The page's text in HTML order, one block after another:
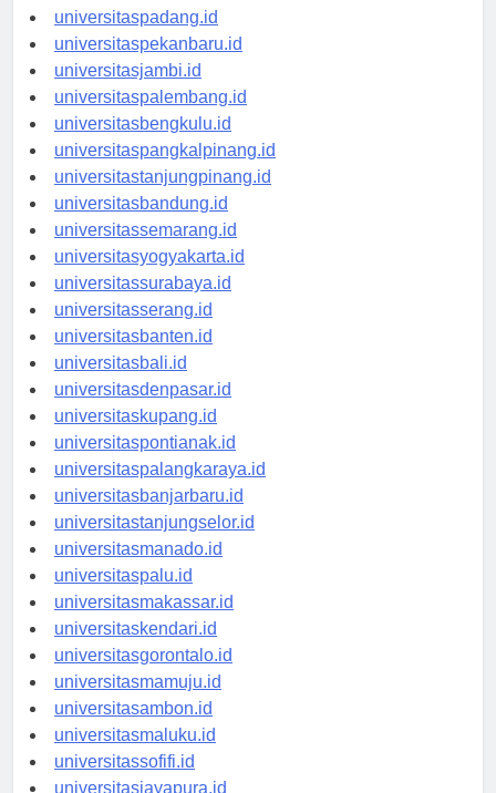
universitasmedan.id
universitaspadang.id
universitaspekanbaru.id
universitasjambi.id
universitaspalembang.id
universitasbengkulu.id
universitaspangkalpinang.id
universitastanjungpinang.id
universitasbandung.id
universitassemarang.id
universitasyogyakarta.id
universitassurabaya.id
universitasserang.id
universitasbanten.id
universitasbali.id
universitasdenpasar.id
universitaskupang.id
universitaspontianak.id
universitaspalangkaraya.id
universitasbanjarbaru.id
universitastanjungselor.id
universitasmanado.id
universitaspalu.id
universitasmakassar.id
universitaskendari.id
universitasgorontalo.id
universitasmamuju.id
universitasambon.id
universitasmaluku.id
universitassofifi.id